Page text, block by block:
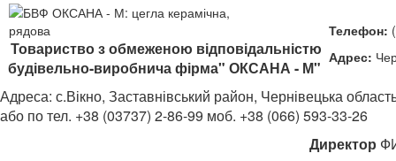
Телефон:
Адрес:
Товариство з обмеженою відповідальністю
будівельно-виробнича фірма" ОКСАНА - М"
Адреса: с.Вікно, Заставнівський район, Чернівецька
або по тел. +38 (03737) 2-86-99 моб. +38 (066) 593-33-26
Директор